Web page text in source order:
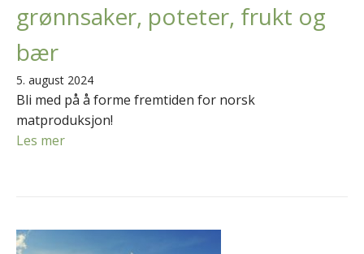
grønnsaker, poteter, frukt og
bær
5. august 2024
Bli med på å forme fremtiden for norsk
matproduksjon!
Les mer